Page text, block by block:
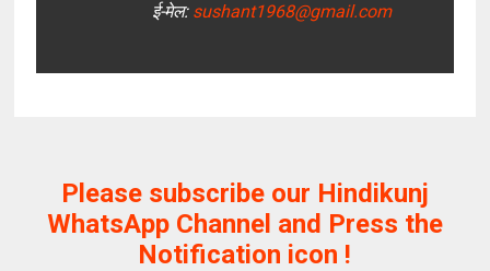
ई-मेल: sushant1968@gmail.com
Please subscribe our Hindikunj
WhatsApp Channel and Press the
Notification icon !